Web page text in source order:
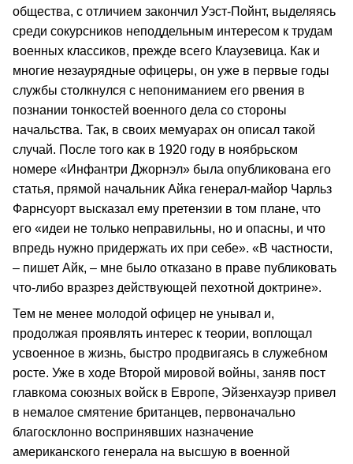
общества, с отличием закончил Уэст-Пойнт, выделяясь
среди сокурсников неподдельным интересом к трудам
военных классиков, прежде всего Клаузевица. Как и
многие незаурядные офицеры, он уже в первые годы
службы столкнулся с непониманием его рвения в
познании тонкостей военного дела со стороны
начальства. Так, в своих мемуарах он описал такой
случай. После того как в 1920 году в ноябрьском
номере «Инфантри Джорнэл» была опубликована его
статья, прямой начальник Айка генерал-майор Чарльз
Фарнсуорт высказал ему претензии в том плане, что
его «идеи не только неправильны, но и опасны, и что
впредь нужно придержать их при себе». «В частности,
– пишет Айк, – мне было отказано в праве публиковать
что-либо вразрез действующей пехотной доктрине».
Тем не менее молодой офицер не унывал и,
продолжая проявлять интерес к теории, воплощал
усвоенное в жизнь, быстро продвигаясь в служебном
росте. Уже в ходе Второй мировой войны, заняв пост
главкома союзных войск в Европе, Эйзенхауэр привел
в немалое смятение британцев, первоначально
благосклонно воспринявших назначение
американского генерала на высшую в военной